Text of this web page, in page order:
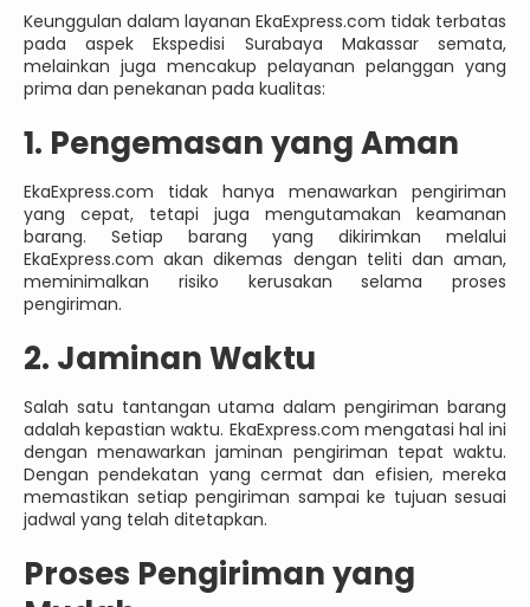
Keunggulan dalam layanan EkaExpress.com tidak terbatas
pada aspek Ekspedisi Surabaya Makassar semata,
melainkan juga mencakup pelayanan pelanggan yang
prima dan penekanan pada kualitas:
1. Pengemasan yang Aman
EkaExpress.com tidak hanya menawarkan pengiriman
yang cepat, tetapi juga mengutamakan keamanan
barang. Setiap barang yang dikirimkan melalui
EkaExpress.com akan dikemas dengan teliti dan aman,
meminimalkan risiko kerusakan selama proses
pengiriman.
2. Jaminan Waktu
Salah satu tantangan utama dalam pengiriman barang
adalah kepastian waktu. EkaExpress.com mengatasi hal ini
dengan menawarkan jaminan pengiriman tepat waktu.
Dengan pendekatan yang cermat dan efisien, mereka
memastikan setiap pengiriman sampai ke tujuan sesuai
jadwal yang telah ditetapkan.
Proses Pengiriman yang